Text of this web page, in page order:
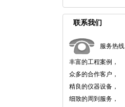
联系我们
服务热线
丰富的工程案例，
众多的合作客户，
精良的仪器设备，
细致的周到服务，